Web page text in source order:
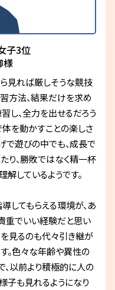
子3位
様
ら見れば厳しそうな競技
方法、結果だけを求め
し、全力を出せるだろう
を動かすことの楽しさ
で遊びの中でも、成長で
り、勝敗ではなく精一杯
しているようです。
してもらえる環境が、あ
重でいい経験だと思い
見るのも代々引き継が
。色々な年齢や異性の
、以前より積極的に人の
子も見れるようになり